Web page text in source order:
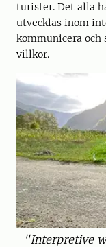
turister. Det alla
utvecklas inom
kommunicera och
villkor.
"Interpretive